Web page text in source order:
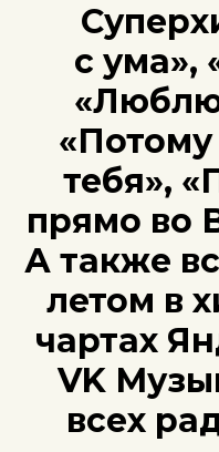
с ума»,
тебя»,
прямо во
А также
летом в
чартах
VK
всех